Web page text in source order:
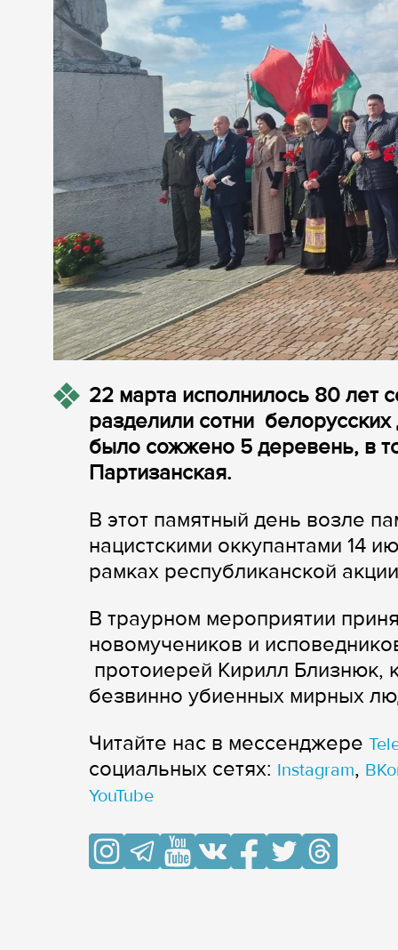
22 марта исполнилось 80 лет
разделили сотни
было сожжено 5 деревень, в
Партизанская.
В этот памятный день возле
нацистскими оккупантами 14
рамках республиканской
В траурном мероприятии
новомучеников и
протоиерей Кирилл Близнюк,
безвинно убиенных мирных
Читайте нас в мессенджере
cоциальных сетях: Instagram,
YouTube